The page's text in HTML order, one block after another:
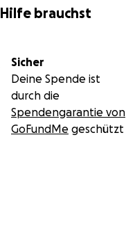
brauchst
Sicher
Deine Spende ist
durch die
Spendengarantie von
GoFundMe geschützt